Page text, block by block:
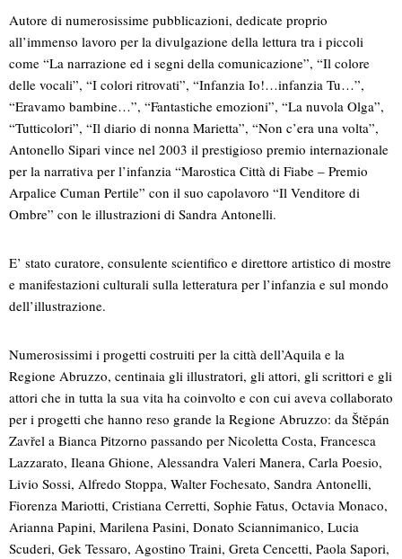
Autore di numerosissime pubblicazioni, dedicate proprio
all’immenso lavoro per la divulgazione della lettura tra i piccoli
come “La narrazione ed i segni della comunicazione”, “Il colore
delle vocali”, “I colori ritrovati”, “Infanzia Io!…infanzia Tu…”,
“Eravamo bambine…”, “Fantastiche emozioni”, “La nuvola Olga”,
“Tutticolori”, “Il diario di nonna Marietta”, “Non c’era una volta”,
Antonello Sipari vince nel 2003 il prestigioso premio internazionale
per la narrativa per l’infanzia “Marostica Città di Fiabe – Premio
Arpalice Cuman Pertile” con il suo capolavoro “Il Venditore di
Ombre” con le illustrazioni di Sandra Antonelli.
E’ stato curatore, consulente scientifico e direttore artistico di mostre
e manifestazioni culturali sulla letteratura per l’infanzia e sul mondo
dell’illustrazione.
Numerosissimi i progetti costruiti per la città dell’Aquila e la
Regione Abruzzo, centinaia gli illustratori, gli attori, gli scrittori e gli
attori che in tutta la sua vita ha coinvolto e con cui aveva collaborato
per i progetti che hanno reso grande la Regione Abruzzo: da Štěpán
Zavřel a Bianca Pitzorno passando per Nicoletta Costa, Francesca
Lazzarato, Ileana Ghione, Alessandra Valeri Manera, Carla Poesio,
Livio Sossi, Alfredo Stoppa, Walter Fochesato, Sandra Antonelli,
Fiorenza Mariotti, Cristiana Cerretti, Sophie Fatus, Octavia Monaco,
Arianna Papini, Marilena Pasini, Donato Sciannimanico, Lucia
Scuderi, Gek Tessaro, Agostino Traini, Greta Cencetti, Paola Sapori,